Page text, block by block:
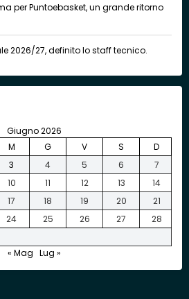
per Puntoebasket, un grande ritorno
2026/27, definito lo staff tecnico.
Giugno 2026
M G V S
D
3 4 5 6
7
10 11 12 13
14
17 18 19 20
21
24 25 26 27
28
« Mag Lug »